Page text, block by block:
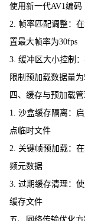
使用新一代AV1编码
2. 帧率匹配调整：在
置最大帧率为30fps
3. 缓冲区大小控制
限制预加载数据量
四、缓存与预加载管
1. 沙盒缓存隔离：
点临时文件
2. 关键帧预加载：
频元数据
3. 过期缓存清理：
缓存文件